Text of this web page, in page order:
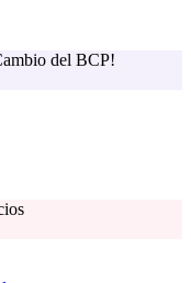
del BCP!